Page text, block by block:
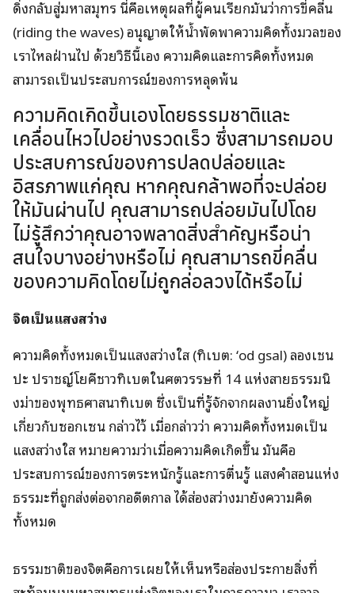
ดิ่งกลับสู่มหาสมุทร นี่คือเหตุผลที่ผู้คนเรียกมันว่าการขี่คลื่น
(riding the waves) อนุญาตให้น้ำพัดพาความคิดทั้งมวลของ
เราไหลฝ่านไป ด้วยวิธีนี้เอง ความคิดและการคิดทั้งหมด
สามารถเป็นประสบการณ์ของการหลุดพ้น
ความคิดเกิดขึ้นเองโดยธรรมชาติและ
เคลื่อนไหวไปอย่างรวดเร็ว ซึ่งสามารถมอบ
ประสบการณ์ของการปลดปล่อยและ
อิสรภาพแก่คุณ หากคุณกล้าพอที่จะปล่อย
ให้มันผ่านไป คุณสามารถปล่อยมันไปโดย
ไม่รู้สึกว่าคุณอาจพลาดสิ่งสำคัญหรือน่า
สนใจบางอย่างหรือไม่ คุณสามารถขี่คลื่น
ของความคิดโดยไม่ถูกล่อลวงได้หรือไม่
จิตเป็นแสงสว่าง
ความคิดทั้งหมดเป็นแสงสว่างใส (ทิเบต: ‘od gsal) ลองเชน
ปะ ปราชญ์โยคีชาวทิเบตในศตวรรษที่ 14 แห่งสายธรรมนิ
งม่าของพุทธศาสนาทิเบต ซึ่งเป็นที่รู้จักจากผลงานยิ่งใหญ่
เกี่ยวกับซอกเซน กล่าวไว้ เมื่อกล่าวว่า ความคิดทั้งหมดเป็น
แสงสว่างใส หมายความว่าเมื่อความคิดเกิดขึ้น มันคือ
ประสบการณ์ของการตระหนักรู้และการตื่นรู้ แสงคำสอนแห่ง
ธรรมะที่ถูกส่งต่อจากอดีตกาล ได้ส่องสว่างมายังความคิด
ทั้งหมด
ธรรมชาติของจิตคือการเผยให้เห็นหรือส่องประกายสิ่งที่